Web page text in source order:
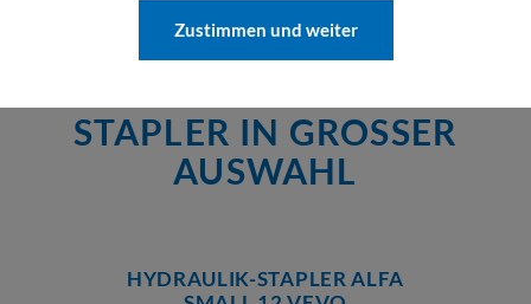
STAPLER IN GROSSER A
USWAHL
HYDRAULIK-STAPLER ALFA
Zustimmen und weiter